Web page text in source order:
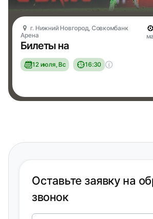
г. Нижний Новгород, Совкомбанк
Арена
Билеты на
12 июля, Вс 16:30
Оставьте заявку на
звонок